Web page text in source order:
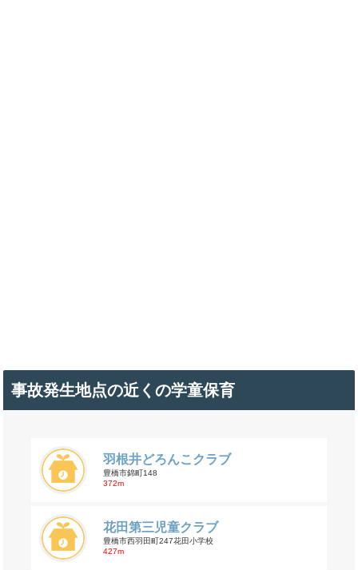
事故発生地点の近くの学童保育
羽根井どろんこクラブ
豊橋市錦町148
372m
花田第三児童クラブ
豊橋市西羽田町247花田小学校
427m